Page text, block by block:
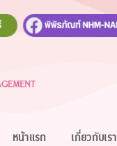
หน้าแรก เกี่ยวกับเรา